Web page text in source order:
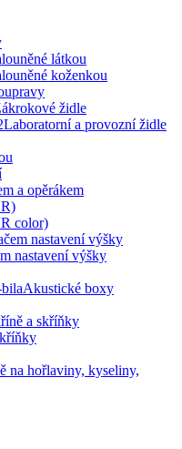
látkou
koženkou
židle
Laboratorní a provozní židle
a opěrákem
color)
nastavení výšky
nastavení výšky
Akustické boxy
a skříňky
na hořlaviny, kyseliny,